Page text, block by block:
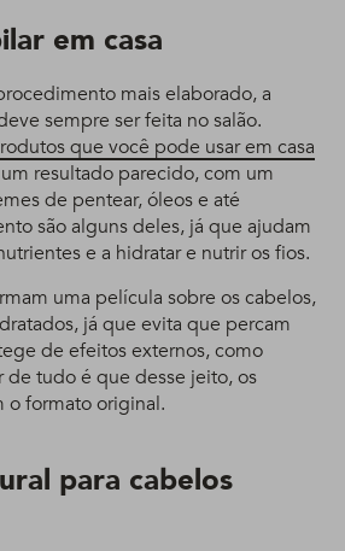
em casa
mais elaborado, a
sempre ser feita no salão.
que você pode usar em casa
resultado parecido, com um
de pentear, óleos e até
são alguns deles, já que ajudam
e a hidratar e nutrir os fios.
uma película sobre os cabelos,
já que evita que percam
de efeitos externos, como
de tudo é que desse jeito, os
o formato original.
para cabelos